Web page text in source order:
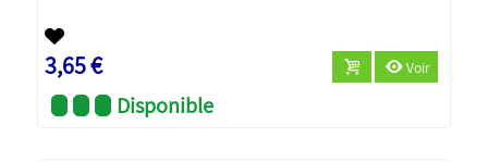
3,65 € Voir
Disponible